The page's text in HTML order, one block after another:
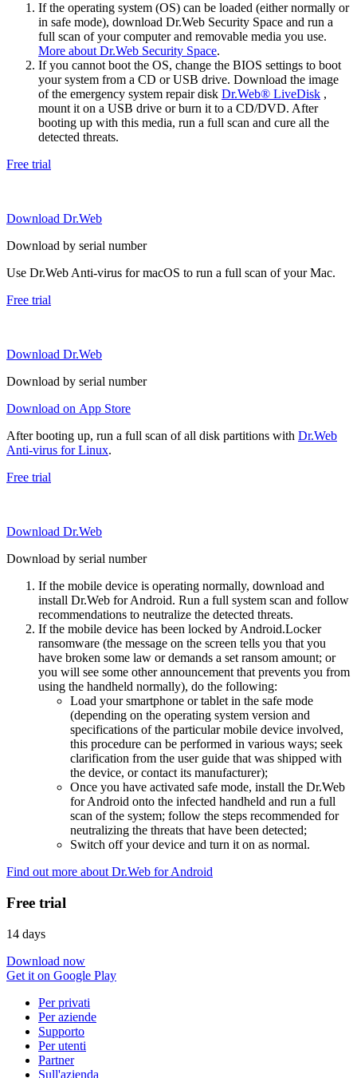
If the operating system (OS) can be loaded (either normally or
in safe mode), download Dr.Web Security Space and run a
full scan of your computer and removable media you use.
More about Dr.Web Security Space.
If you cannot boot the OS, change the BIOS settings to boot
your system from a CD or USB drive. Download the image
of the emergency system repair disk Dr.Web® LiveDisk ,
mount it on a USB drive or burn it to a CD/DVD. After
booting up with this media, run a full scan and cure all the
detected threats.
Free trial
Download Dr.Web
Download by serial number
Use Dr.Web Anti-virus for macOS to run a full scan of your Mac.
Free trial
Download Dr.Web
Download by serial number
Download on App Store
After booting up, run a full scan of all disk partitions with Dr.Web
Anti-virus for Linux.
Free trial
Download Dr.Web
Download by serial number
If the mobile device is operating normally, download and
install Dr.Web for Android. Run a full system scan and follow
recommendations to neutralize the detected threats.
If the mobile device has been locked by Android.Locker
ransomware (the message on the screen tells you that you
have broken some law or demands a set ransom amount; or
you will see some other announcement that prevents you from
using the handheld normally), do the following:
Load your smartphone or tablet in the safe mode
(depending on the operating system version and
specifications of the particular mobile device involved,
this procedure can be performed in various ways; seek
clarification from the user guide that was shipped with
the device, or contact its manufacturer);
Once you have activated safe mode, install the Dr.Web
for Android onto the infected handheld and run a full
scan of the system; follow the steps recommended for
neutralizing the threats that have been detected;
Switch off your device and turn it on as normal.
Find out more about Dr.Web for Android
Free trial
14 days
Download now
Get it on Google Play
Per privati
Per aziende
Supporto
Per utenti
Partner
Sull'azienda